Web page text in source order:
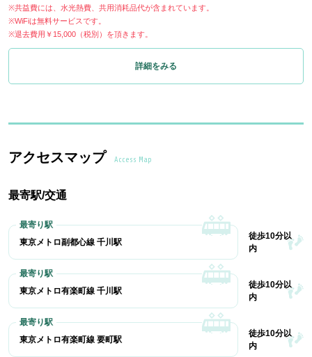
※共益費には、水光熱費、共用消耗品代が含まれています。
※WiFiは無料サービスです。
※退去費用￥15,000（税別）を頂きます。
詳細をみる
アクセスマップ Access Map
最寄駅/交通
東京メトロ副都心線 千川駅
徒歩10分以
内
東京メトロ有楽町線 千川駅
徒歩10分以
内
東京メトロ有楽町線 要町駅
徒歩10分以
内